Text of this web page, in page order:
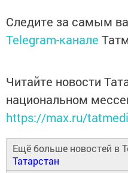
Следите за самым
Telegram-канале
Читайте новости
национальном
https://max.ru/
Ещё больше новостей в
Татарстан